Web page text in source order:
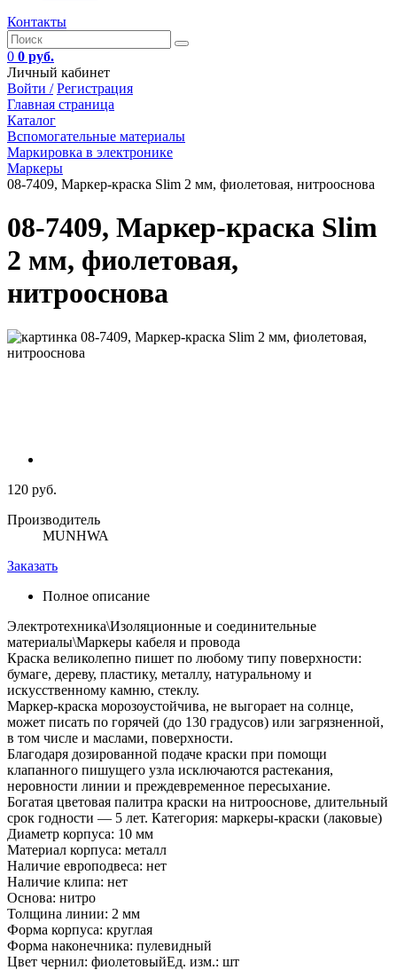
Контакты
0 0 руб.
Личный кабинет
Войти / Регистрация
Главная страница
Каталог
Вспомогательные материалы
Маркировка в электронике
Маркеры
08-7409, Маркер-краска Slim 2 мм, фиолетовая, нитрооснова
08-7409, Маркер-краска Slim
2 мм, фиолетовая,
нитрооснова
120 руб.
Производитель
MUNHWA
Заказать
Полное описание
Электротехника\Изоляционные и соединительные
материалы\Маркеры кабеля и провода
Краска великолепно пишет по любому типу поверхности:
бумаге, дереву, пластику, металлу, натуральному и
искусственному камню, стеклу.
Маркер-краска морозоустойчива, не выгорает на солнце,
может писать по горячей (до 130 градусов) или загрязненной,
в том числе и маслами, поверхности.
Благодаря дозированной подаче краски при помощи
клапанного пишущего узла исключаются растекания,
неровности линии и преждевременное пересыхание.
Богатая цветовая палитра краски на нитрооснове, длительный
срок годности — 5 лет. Категория: маркеры-краски (лаковые)
Диаметр корпуса: 10 мм
Материал корпуса: металл
Наличие европодвеса: нет
Наличие клипа: нет
Основа: нитро
Толщина линии: 2 мм
Форма корпуса: круглая
Форма наконечника: пулевидный
Цвет чернил: фиолетовыйЕд. изм.: шт